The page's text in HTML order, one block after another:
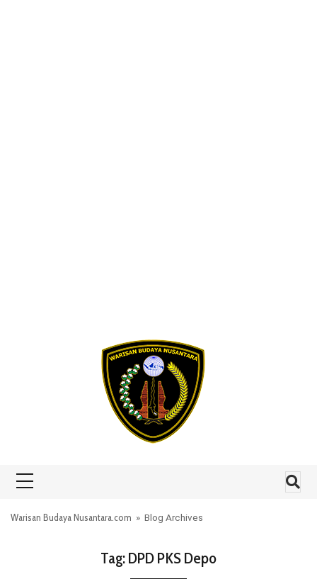
Warisan Budaya Nusantara.com » Blog Archives
Tag:DPD PKS Depo